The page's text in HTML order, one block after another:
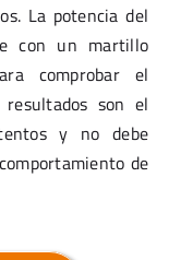
La potencia del
con un martillo
comprobar el
son el
y no debe
de